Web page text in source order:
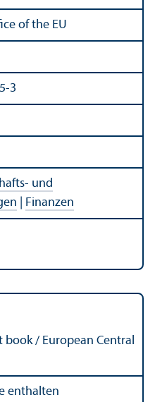
of the EU
3
und
Finanzen
book / European Central
enthalten